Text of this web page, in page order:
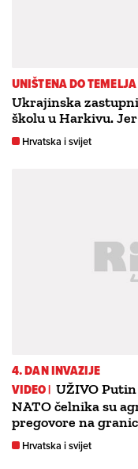
UNIŠTENA DO TEMELJA
Ukrajinska
školu u Harkivu. Jer
Hrvatska i svijet
4. DAN INVAZIJE
VIDEO | UŽIVO
NATO čelnika su
pregovore na
Hrvatska i svijet